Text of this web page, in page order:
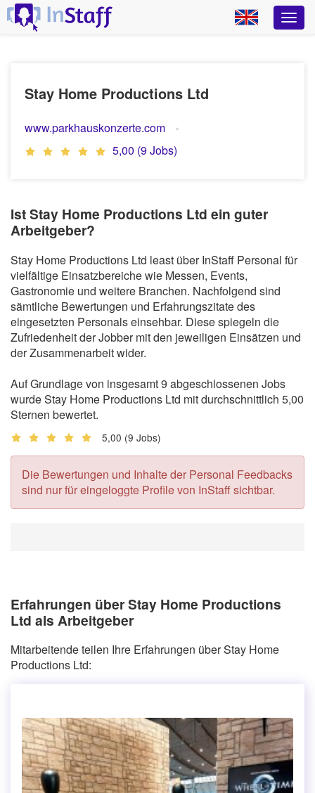
Stay Home Productions Ltd
www.parkhauskonzerte.com
5,00 (9 Jobs)
Ist Stay Home Productions Ltd ein guter
Arbeitgeber?
Stay Home Productions Ltd least über InStaff Personal für
vielfältige Einsatzbereiche wie Messen, Events,
Gastronomie und weitere Branchen. Nachfolgend sind
sämtliche Bewertungen und Erfahrungszitate des
eingesetzten Personals einsehbar. Diese spiegeln die
Zufriedenheit der Jobber mit den jeweiligen Einsätzen und
der Zusammenarbeit wider.
Auf Grundlage von insgesamt 9 abgeschlossenen Jobs
wurde Stay Home Productions Ltd mit durchschnittlich 5,00
Sternen bewertet.
5,00 (9 Jobs)
Die Bewertungen und Inhalte der Personal Feedbacks
sind nur für eingeloggte Profile von InStaff sichtbar.
Erfahrungen über Stay Home Productions
Ltd als Arbeitgeber
Mitarbeitende teilen Ihre Erfahrungen über Stay Home
Productions Ltd: